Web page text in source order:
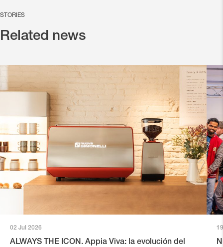
STORIES
Related news
02 Jul 2026
ALWAYS THE ICON. Appia Viva: la evolución del